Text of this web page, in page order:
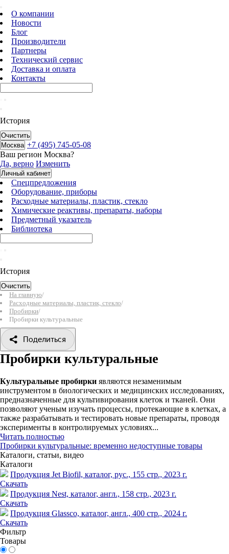
О компании
Новости
Блог
Производители
Партнеры
Технический сервис
Доставка и оплата
Контакты
История
Очистить
Москва +7 (495) 745-05-08
Ваш регион Москва?
Да, верно Изменить
Личный кабинет
Спецпредложения
Оборудование, приборы
Расходные материалы, пластик, стекло
Химические реактивы, препараты, наборы
Предметный указатель
Библиотека
История
Очистить
На главную/
Расходные материалы, пластик, стекло/
Пробирки/
Пробирки культуральные
Поделиться
Пробирки культуральные
Культуральные пробирки являются незаменимым
инструментом в биологических и медицинских исследованиях,
предназначенные для культивирования клеток и тканей. Они
позволяют ученым изучать процессы, протекающие в клетках, а
также разрабатывать и тестировать новые препараты, проводя
эксперименты в контролируемых условиях...
Читать полностью
Пробирки культуральные: временно недоступные товары
Каталоги, статьи, видео
Каталоги
Продукция Jet Biofil, каталог, рус., 155 стр., 2023 г.
Скачать
Продукция Nest, каталог, англ., 158 стр., 2023 г.
Скачать
Продукция Glassco, каталог, англ., 400 стр., 2024 г.
Скачать
Фильтр
Товары